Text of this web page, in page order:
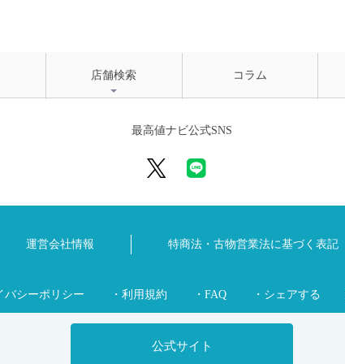
公式サイト
店舗検索 コラム
最高値ナビ公式SNS
運営会社情報 特商法・古物営業法に基づく表記
バシーポリシー ・利用規約 ・FAQ ・シェアする